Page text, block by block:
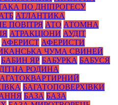
ПО ДНІПРОГЕСУ
АТЛАНТИКА
ПОВІТРЯ АТО АТОМНА
АТРАКЦІОНИ АУДІТ
АФЕРИСТ АФЕРИСТИ
ЧУМА СВИНЕЙ
БАБИН ЯР БАБУРКА БАБУСЯ
РОДИНА
БАГАТОПОВЕРХІВКИ
БАЗА БАЗА